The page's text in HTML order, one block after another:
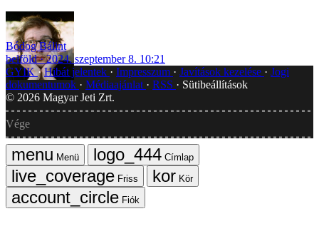
Bódog Bálint
belföld
2024. szeptember 8. 10:21
GYIK Hibát jelentek Impresszum Javítások kezelése
Jogi
dokumentumok
Médiaajánlat RSS
Sütibeállítások
© 2026 Magyar Jeti Zrt.
Vége
Menü
Címlap
Friss
Kör
Fiók